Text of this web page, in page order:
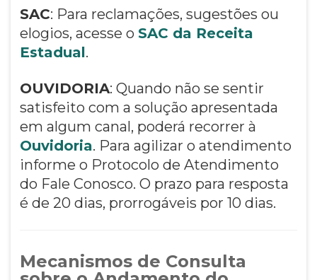
SAC: Para reclamações, sugestões ou
elogios, acesse o SAC da Receita
Estadual.
OUVIDORIA: Quando não se sentir
satisfeito com a solução apresentada
em algum canal, poderá recorrer à
Ouvidoria. Para agilizar o atendimento
informe o Protocolo de Atendimento
do Fale Conosco. O prazo para resposta
é de 20 dias, prorrogáveis por 10 dias.
Mecanismos de Consulta